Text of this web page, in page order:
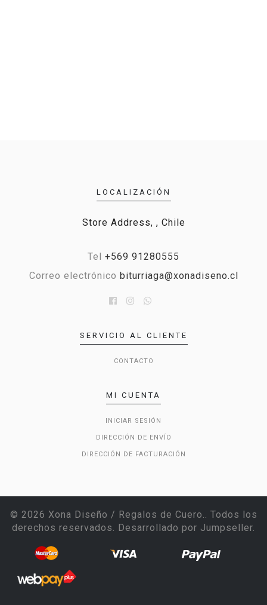
LOCALIZACIÓN
Store Address, , Chile
Tel +569 91280555
Correo electrónico biturriaga@xonadiseno.cl
SERVICIO AL CLIENTE
CONTACTO
MI CUENTA
INICIAR SESIÓN
DIRECCIÓN DE ENVÍO
DIRECCIÓN DE FACTURACIÓN
© 2026 Xona Diseño / Regalos de Cuero.. Todos los
derechos reservados. Desarrollado por Jumpseller.